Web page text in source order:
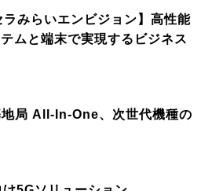
ラみらいエンビジョン】高性能
ムと端末で実現するビジネス
地局 All-In-One、次世代機種の